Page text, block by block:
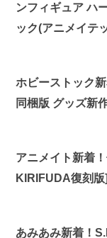
ンフィギュア ハ
ック(アニメイテ
ホビーストック
同梱版 グッズ新
アニメイト新着
KIRIFUDA復刻
あみあみ新着！